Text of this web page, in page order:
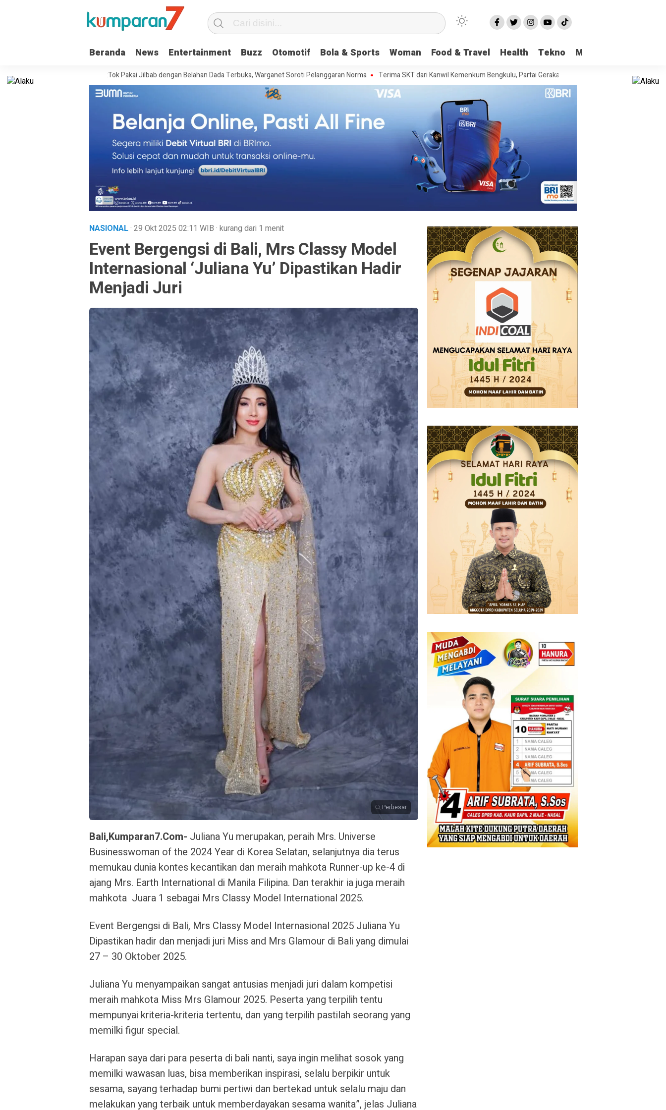
Beranda News Entertainment Buzz Otomotif Bola & Sports Woman Food & Travel Health Tekno More
Live TikTok Pakai Jilbab dengan Belahan Dada Terbuka, Warganet Soroti Pelanggaran Norma Terima SKT dari Kanwil Kemenkum Bengkulu, Partai Gerakan Rakyat Provinsi Bengkulu “Hadir Berjuang Untuk
NASIONAL· 29 Okt 2025 02:11 WIB · kurang dari 1 menit
Event Bergengsi di Bali, Mrs Classy Model
Internasional ‘Juliana Yu’ Dipastikan Hadir
Menjadi Juri
Perbesar
Bali,Kumparan7.Com- Juliana Yu merupakan, peraih Mrs. Universe
Businesswoman of the 2024 Year di Korea Selatan, selanjutnya dia terus
memukau dunia kontes kecantikan dan meraih mahkota Runner-up ke-4 di
ajang Mrs. Earth International di Manila Filipina. Dan terakhir ia juga meraih
mahkota Juara 1 sebagai Mrs Classy Model International 2025.
Event Bergengsi di Bali, Mrs Classy Model Internasional 2025 Juliana Yu
Dipastikan hadir dan menjadi juri Miss and Mrs Glamour di Bali yang dimulai
27 – 30 Oktober 2025.
Juliana Yu menyampaikan sangat antusias menjadi juri dalam kompetisi
meraih mahkota Miss Mrs Glamour 2025. Peserta yang terpilih tentu
mempunyai kriteria-kriteria tertentu, dan yang terpilih pastilah seorang yang
memilki figur special.
Harapan saya dari para peserta di bali nanti, saya ingin melihat sosok yang
memilki wawasan luas, bisa memberikan inspirasi, selalu berpikir untuk
sesama, sayang terhadap bumi pertiwi dan bertekad untuk selalu maju dan
melakukan yang terbaik untuk memberdayakan sesama wanita”, jelas Juliana